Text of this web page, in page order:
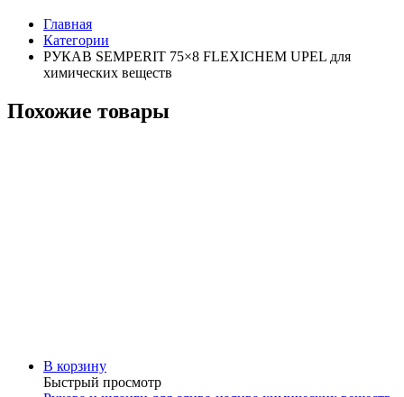
Главная
Категории
РУКАВ SEMPERIT 75×8 FLEXICHEM UPEL для
химических веществ
Похожие товары
В корзину
Быстрый просмотр